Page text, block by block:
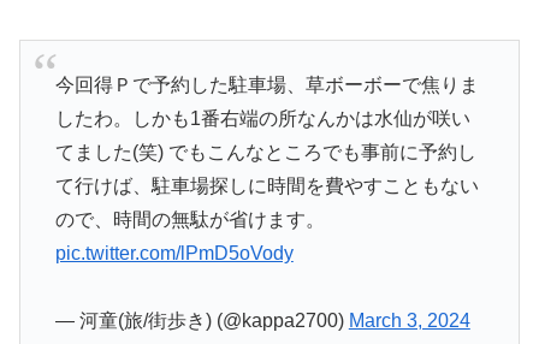
今回得Ｐで予約した駐車場、草ボーボーで焦りま
したわ。しかも1番右端の所なんかは水仙が咲い
てました(笑) でもこんなところでも事前に予約し
て行けば、駐車場探しに時間を費やすこともない
ので、時間の無駄が省けます。
pic.twitter.com/lPmD5oVody
— 河童(旅/街歩き) (@kappa2700) March 3, 2024